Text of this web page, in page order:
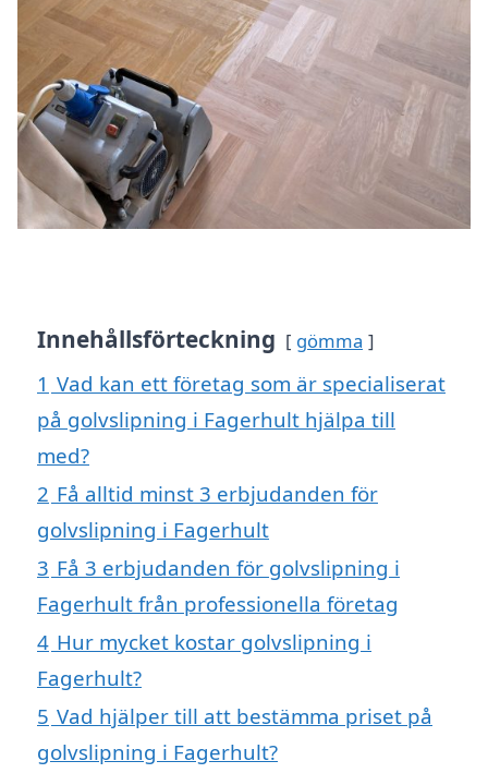
Innehållsförteckning gömma
1 Vad kan ett företag som är specialiserat
på golvslipning i Fagerhult hjälpa till
med?
2 Få alltid minst 3 erbjudanden för
golvslipning i Fagerhult
3 Få 3 erbjudanden för golvslipning i
Fagerhult från professionella företag
4 Hur mycket kostar golvslipning i
Fagerhult?
5 Vad hjälper till att bestämma priset på
golvslipning i Fagerhult?